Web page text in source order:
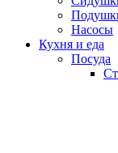
Насосы
Кухня и еда
Посуда